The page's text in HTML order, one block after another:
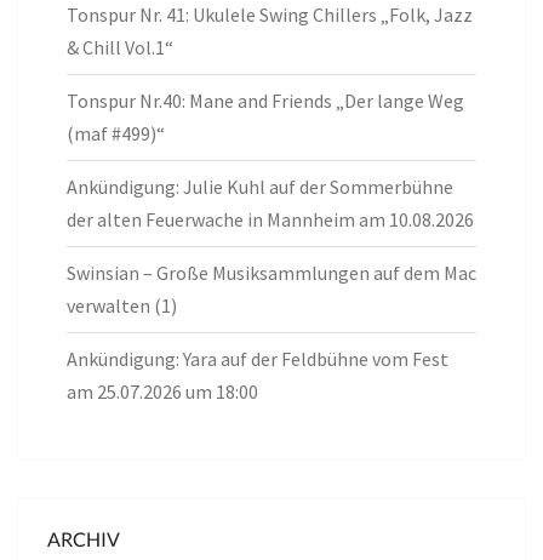
Tonspur Nr. 41: Ukulele Swing Chillers „Folk, Jazz
& Chill Vol.1“
Tonspur Nr.40: Mane and Friends „Der lange Weg
(maf #499)“
Ankündigung: Julie Kuhl auf der Sommerbühne
der alten Feuerwache in Mannheim am 10.08.2026
Swinsian – Große Musiksammlungen auf dem Mac
verwalten (1)
Ankündigung: Yara auf der Feldbühne vom Fest
am 25.07.2026 um 18:00
ARCHIV